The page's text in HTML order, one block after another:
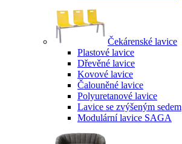
Čekárenské lavice
Plastové lavice
Dřevěné lavice
Kovové lavice
Čalouněné lavice
Polyuretanové lavice
Lavice se zvýšeným sedem
Modulární lavice SAGA